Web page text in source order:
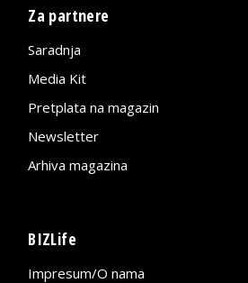
Za partnere
Saradnja
Media Kit
Pretplata na magazin
Newsletter
Arhiva magazina
BIZLife
Impresum/O nama